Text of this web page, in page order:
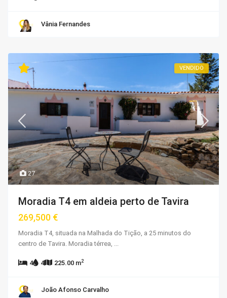
Vânia Fernandes
27
VENDIDO
Moradia T4 em aldeia perto de Tavira
269,500 €
Moradia T4, situada na Malhada do Tição, a 25 minutos do
centro de Tavira. Moradia térrea,
4 4 225.00 m2
João Afonso Carvalho